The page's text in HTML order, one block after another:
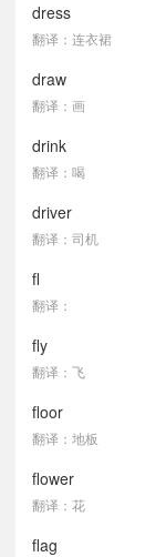
dress
翻译：连衣裙
draw
翻译：画
drink
翻译：喝
driver
翻译：司机
fl
翻译：
fly
翻译：飞
floor
翻译：地板
flower
翻译：花
flag